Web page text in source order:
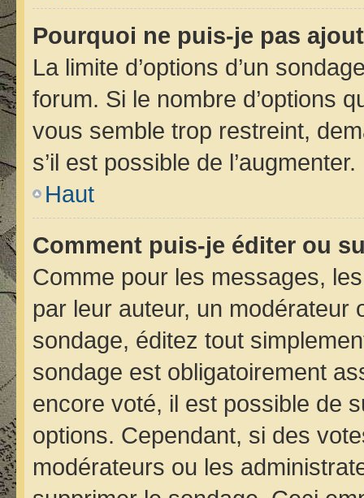
Pourquoi ne puis-je pas
La limite d’options d’un
forum. Si le nombre d’options
vous semble trop restreint,
s’il est possible de l’augmenter.
Haut
Comment puis-je éditer ou
Comme pour les messages,
par leur auteur, un modérateur
sondage, éditez tout
sondage est obligatoirement
encore voté, il est possible de
options. Cependant, si des
modérateurs ou les